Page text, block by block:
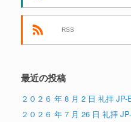
RSS
最近の投稿
２０２６ 年 8 月 2 日 礼拝 JP-
２０２６ 年 7 月 26 日 礼拝